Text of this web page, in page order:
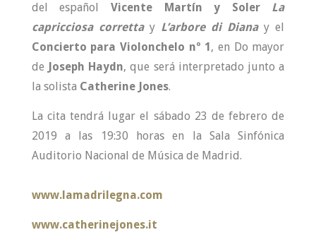
del español Vicente Martín y Soler La
capricciosa correttay L’arbore di Dianay el
Concierto para Violonchelo nº 1, en Do mayor
de Joseph Haydn, que será interpretado junto a
la solista Catherine Jones.
La cita tendrá lugar el sábado 23 de febrero de
2019 a las 19:30 horas en la Sala Sinfónica
Auditorio Nacional de Música de Madrid.
www.lamadrilegna.com
www.catherinejones.it